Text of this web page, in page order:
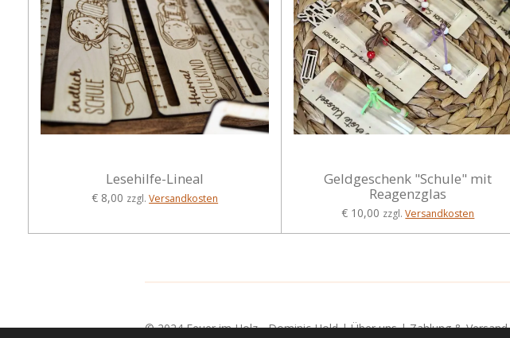
Lesehilfe-Lineal
€ 8,00 zzgl.Versandkosten
Geldgeschenk "Schule" mit
Reagenzglas
€ 10,00 zzgl.Versandkosten
© 2024 Feuer im Holz - Dominic Hold | Über uns|Zahlung & Versand